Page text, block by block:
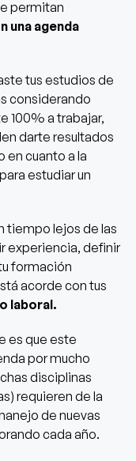
permitan
una agenda
tus estudios de
considerando
100% a trabajar,
darte resultados
en cuanto a la
estudiar un
tiempo lejos de las
experiencia, definir
formación
acorde con tus
laboral.
es que este
por mucho
disciplinas
requieren de la
de nuevas
cada año.